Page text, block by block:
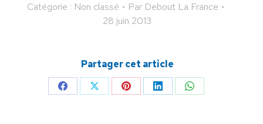
Catégorie : Non classé Par Debout La France
28 juin 2013
Partager cet article
PartagerPartagerPartagerPartagerPartager